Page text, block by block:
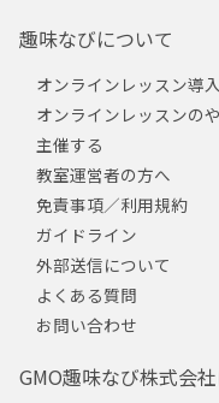
趣味なびについて
オンラインレッスン導
オンラインレッスンの
主催する
教室運営者の方へ
免責事項／利用規約
ガイドライン
外部送信について
よくある質問
お問い合わせ
GMO趣味なび株式会